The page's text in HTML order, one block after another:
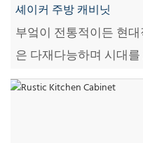
셰이커 주방 캐비닛
부엌이 전통적이든 현
은 다재다능하며 시대